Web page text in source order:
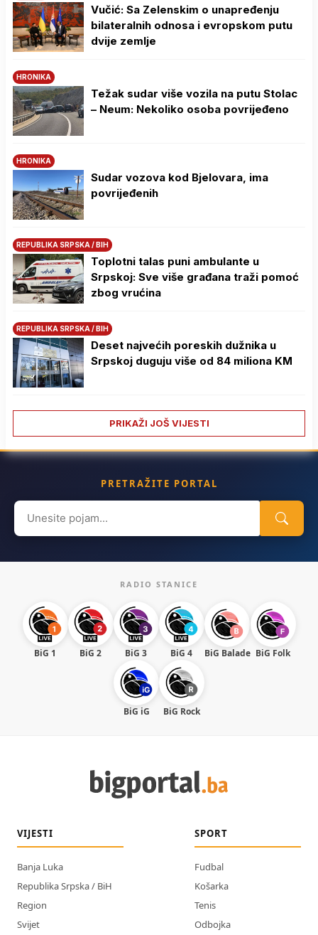
Vučić: Sa Zelenskim o unapređenju
bilateralnih odnosa i evropskom putu
dvije zemlje
HRONIKA
Težak sudar više vozila na putu Stolac
– Neum: Nekoliko osoba povrijeđeno
HRONIKA
Sudar vozova kod Bjelovara, ima
povrijeđenih
REPUBLIKA SRPSKA / BIH
Toplotni talas puni ambulante u
Srpskoj: Sve više građana traži pomoć
zbog vrućina
REPUBLIKA SRPSKA / BIH
Deset najvećih poreskih dužnika u
Srpskoj duguju više od 84 miliona KM
PRIKAŽI JOŠ VIJESTI
PRETRAŽITE PORTAL
Search
for:
RADIO STANICE
BiG 1 BiG 2 BiG 3 BiG 4 BiG Balade BiG Folk
BiG iG BiG Rock
VIJESTI
Banja Luka
Republika Srpska / BiH
Region
Svijet
SPORT
Fudbal
Košarka
Tenis
Odbojka